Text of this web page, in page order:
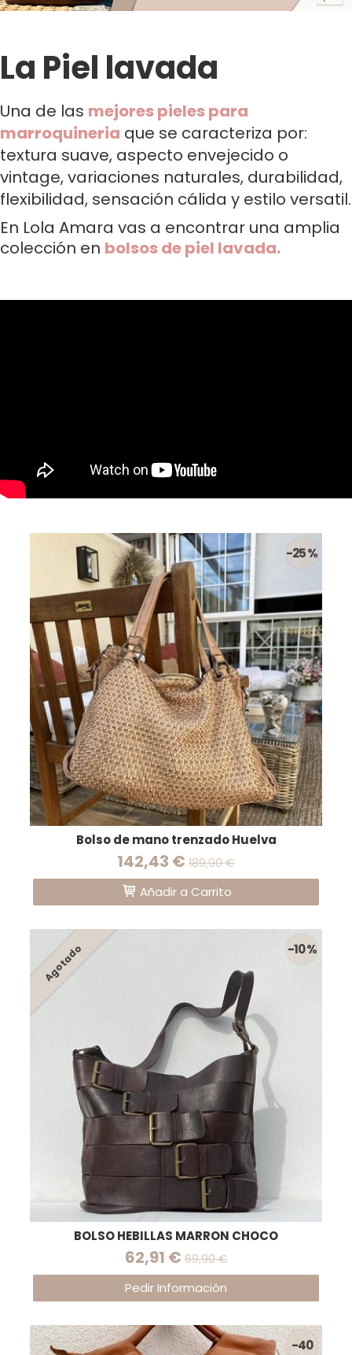
La Piel lavada
Una de las mejores pieles para
marroquineria que se caracteriza por:
textura suave, aspecto envejecido o
vintage, variaciones naturales, durabilidad,
flexibilidad, sensación cálida y estilo versatil.
En Lola Amara vas a encontrar una amplia
colección en bolsos de piel lavada.
-25 %
Bolso de mano trenzado Huelva
142,43 € 189,90 €
Añadir a Carrito
Agotado -10 %
BOLSO HEBILLAS MARRON CHOCO
62,91 €69,90 €
Pedir Información
-40